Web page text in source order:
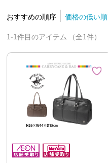
おすすめの順序 価格の低い順
1-1件目のアイテム （全1件）